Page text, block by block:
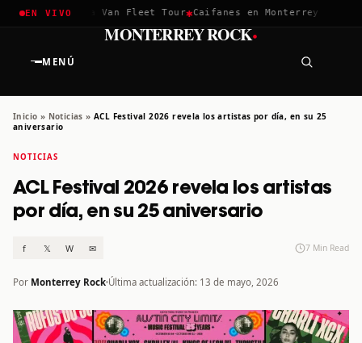
EN VIVO
2026✱ Greta Van Fleet Tour ✱Caifanes en Monterrey · 12 Dic
MENÚ
MONTERREY ROCK·
Inicio » Noticias » ACL Festival 2026 revela los artistas por día, en su 25
aniversario
NOTICIAS
ACL Festival 2026 revela los artistas
por día, en su 25 aniversario
f 𝕏 W ✉ 7 Min Read
Por Monterrey Rock Última actualización: 13 de mayo, 2026